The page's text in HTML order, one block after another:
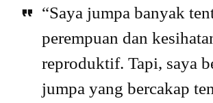
“Saya jumpa banyak
perempuan dan
reproduktif. Tapi, saya
jumpa yang bercakap